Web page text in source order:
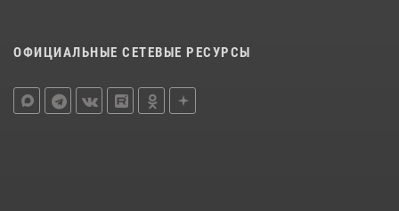
ОФИЦИАЛЬНЫЕ СЕТЕВЫЕ РЕСУРСЫ